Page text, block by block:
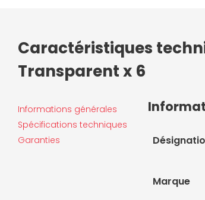
Caractéristiques
Transparent x 6
Informations générales
Spécifications techniques
Garanties
Marque